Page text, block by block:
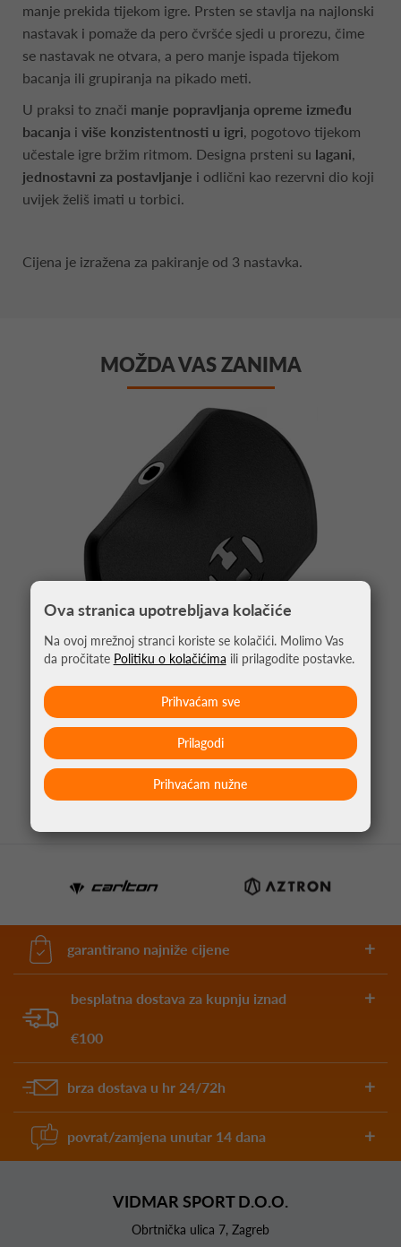
manje prekida tijekom igre. Prsten se stavlja na najlonski
nastavak i pomaže da pero čvršće sjedi u prorezu, čime
se nastavak ne otvara, a pero manje ispada tijekom
bacanja ili grupiranja na pikado meti.
U praksi to znači manje popravljanja opreme između
bacanja i više konzistentnosti u igri, pogotovo tijekom
učestale igre bržim ritmom. Designa prsteni su lagani,
jednostavni za postavljanje i odlični kao rezervni dio koji
uvijek želiš imati u torbici.
Cijena je izražena za pakiranje od 3 nastavka.
MOŽDA VAS ZANIMA
ALAT ZA IZMJENU PIKADO ŠPICA QUICK POINT
5,95 €
garantirano najniže cijene
besplatna dostava za kupnju iznad
€100
brza dostava u hr 24/72h
povrat/zamjena unutar 14 dana
VIDMAR SPORT D.O.O.
Obrtnička ulica 7, Zagreb
Ova stranica upotrebljava kolačiće
Na ovoj mrežnoj stranci koriste se kolačići. Molimo Vas
da pročitate Politiku o kolačićima ili prilagodite postavke.
Prihvaćam nužne
Prilagodi
Prihvaćam sve